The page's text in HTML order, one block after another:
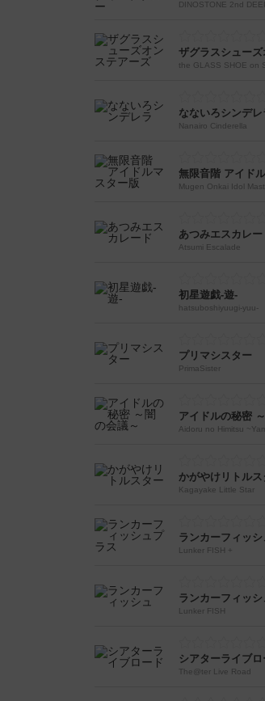
DINOSTONE 2nd
ザグラスシュー
the GLASS SHOE on
なないろシンデレ
Nanairo Cinderella
無限音階 アイド
Mugen Onkai Idol
あつみエスカレー
Atsumi Escalade
初星遊戯-遊-
hatsuboshiyuugi-yuu-
プリマシスター
PrimaSister
アイドルの秘密
Aidoru no Himitsu
かがやけリトルス
Kagayake Little Star
ランカーフィッシ
Lunker FISH +
ランカーフィッシ
Lunker FISH
シアターライブロ
The@ter Live Road